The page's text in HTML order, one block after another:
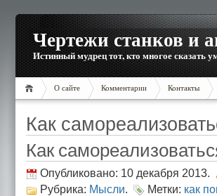
Чертежи станков и
Истинный мудрец тот, кто многое сказать
О сайте Комментарии Контакты
Как
Как
Опубликовано: 10 декабря 2013.
Рубрика: Мысли. Метки: как